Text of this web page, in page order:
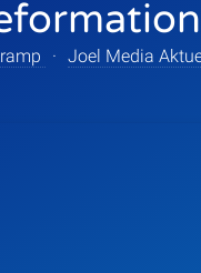
· Joel Media